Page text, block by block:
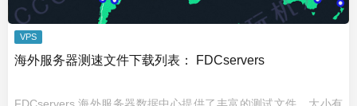
VPS
海外服务器测速文件下载列表： FDCservers